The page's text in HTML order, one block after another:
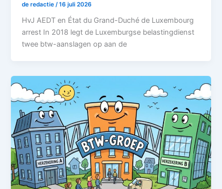
de redactie /16 juli 2026
HvJ AEDT en État du Grand-Duché de Luxembourg
arrest In 2018 legt de Luxemburgse belastingdienst
twee btw-aanslagen op aan de